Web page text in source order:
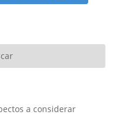
a considerar